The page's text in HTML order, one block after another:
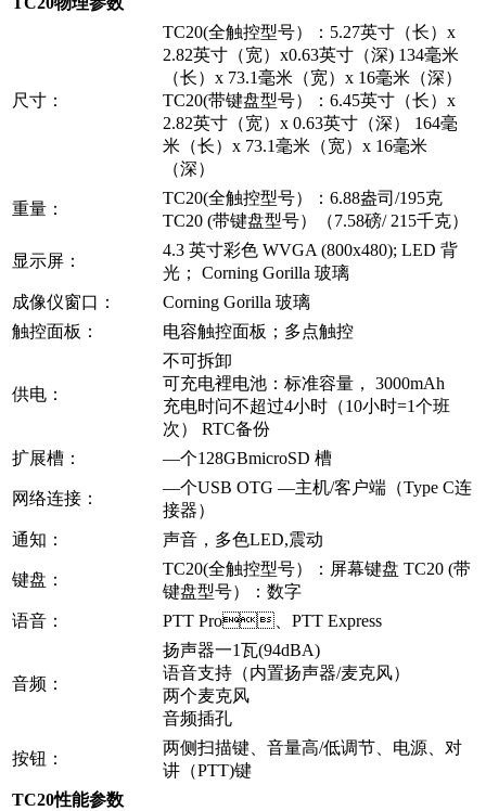
尺寸：
TC20(全触控型号）：5.27英寸（长）x
2.82英寸（宽）x0.63英寸（深) 134毫米
（长）x 73.1毫米（宽）x 16毫米（深）
TC20(带键盘型号）：6.45英寸（长）x
2.82英寸（宽）x 0.63英寸（深） 164毫
米（长）x 73.1毫米（宽）x 16毫米
（深）
重量：
TC20(全触控型号）：6.88盎司/195克
TC20 (带键盘型号）（7.58磅/ 215千克）
显示屏：
4.3 英寸彩色 WVGA (800x480); LED 背
光； Corning Gorilla 玻璃
成像仪窗口：
Corning Gorilla 玻璃
触控面板：
电容触控面板；多点触控
供电：
不可拆卸
可充电裡电池：标准容量， 3000mAh
充电时问不超过4小时（10小时=1个班
次） RTC备份
扩展槽：
—个128GBmicroSD 槽
网络连接：
—个USB OTG —主机/客户端（Type C连
接器）
通知：
声音，多色LED,震动
键盘：
TC20(全触控型号）：屏幕键盘 TC20 (带
键盘型号）：数字
语音：
PTT Pro、PTT Express
音频：
扬声器一1瓦(94dBA)
语音支持（内置扬声器/麦克风）
两个麦克风
音频插孔
按钮：
两侧扫描键、音量高/低调节、电源、对
讲（PTT)键
TC20性能参数